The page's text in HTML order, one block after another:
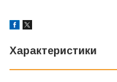
Характеристики